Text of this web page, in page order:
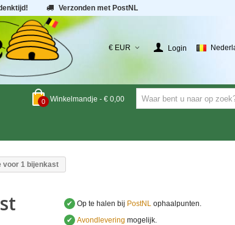
Verzonden met PostNL
€ EUR Login
0 Winkelmandje - € 0,00
voor 1 bijenkast
✔ Op te halen bij PostNLophaalpunten.
✔ Avondlevering mogelijk.